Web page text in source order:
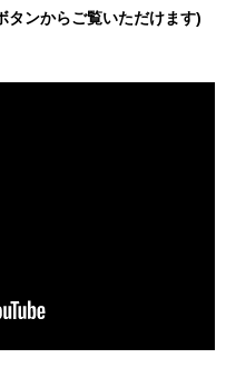
タンからご覧いただけます)